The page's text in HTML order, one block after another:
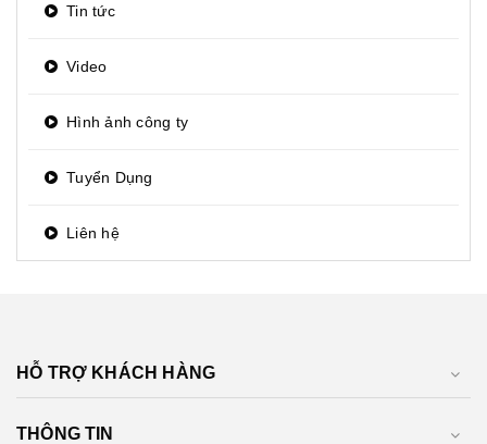
Tin tức
Video
Hình ảnh công ty
Tuyển Dụng
Liên hệ
HỖ TRỢ KHÁCH HÀNG
THÔNG TIN